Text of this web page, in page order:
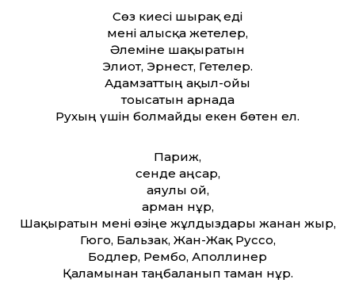
Сөз киесі шырақ еді
мені алысқа жетелер,
Әлеміне шақыратын
Элиот, Эрнест, Гетелер.
Адамзат­тың ақыл-ойы
тоғысатын арнада
Рухың үшін болмайды екен бөтен ел.
Париж,
сенде аңсар,
аяулы ой,
арман нұр,
Шақыратын мені өзіңе жұлдыздары жанған жыр,
Гюго, Бальзак, Жан-Жақ Руссо,
Бодлер, Рембо, Аполлинер
Қаламынан таңбаланып тамған нұр.